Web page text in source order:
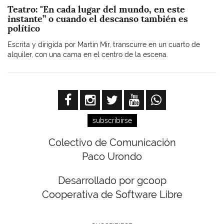
Teatro: "En cada lugar del mundo, en este
instante” o cuando el descanso también es
político
Escrita y dirigida por Martín Mir, transcurre en un cuarto de
alquiler, con una cama en el centro de la escena.
subscribirse
Colectivo de Comunicación
Paco Urondo
Desarrollado por gcoop
Cooperativa de Software Libre